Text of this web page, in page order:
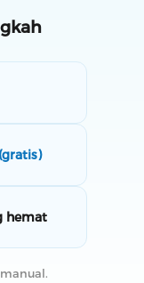
(gratis)
hemat